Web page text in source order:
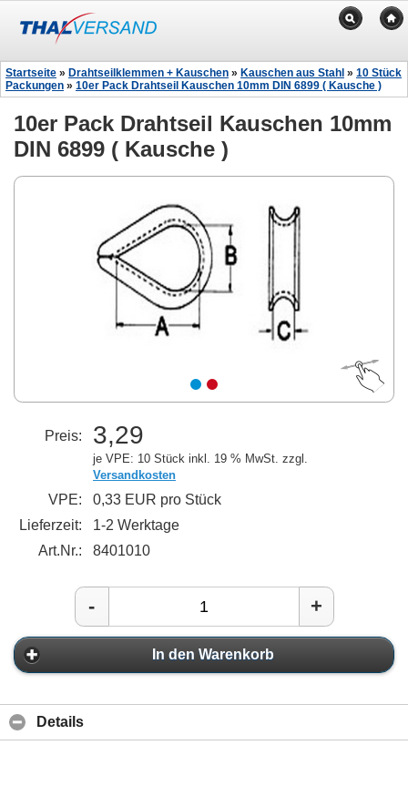
Startseite » Drahtseilklemmen + Kauschen » Kauschen aus Stahl » 10 Stück
Packungen » 10er Pack Drahtseil Kauschen 10mm DIN 6899 ( Kausche )
10er Pack Drahtseil Kauschen 10mm
DIN 6899 ( Kausche )
Preis: 3,29
je VPE: 10 Stück inkl. 19 % MwSt. zzgl.
Versandkosten
VPE:
0,33 EUR pro Stück
Lieferzeit:
1-2 Werktage
Art.Nr.:
8401010
- +
In den Warenkorb
Details